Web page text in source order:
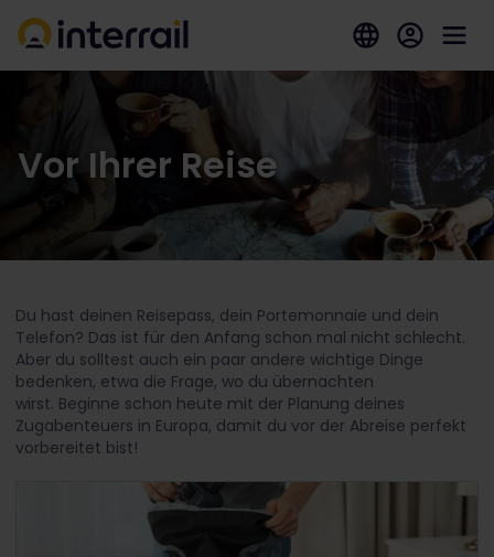
Vor Ihrer Reise
Du hast deinen Reisepass, dein Portemonnaie und dein
Telefon? Das ist für den Anfang schon mal nicht schlecht.
Aber du solltest auch ein paar andere wichtige Dinge
bedenken, etwa die Frage, wo du übernachten
wirst. Beginne schon heute mit der Planung deines
Zugabenteuers in Europa, damit du vor der Abreise perfekt
vorbereitet bist!